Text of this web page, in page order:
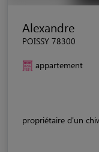
Alexandre
POISSY 78300
appartement
propriétaire d'un